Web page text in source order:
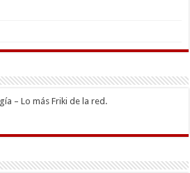
– Lo más Friki de la red.